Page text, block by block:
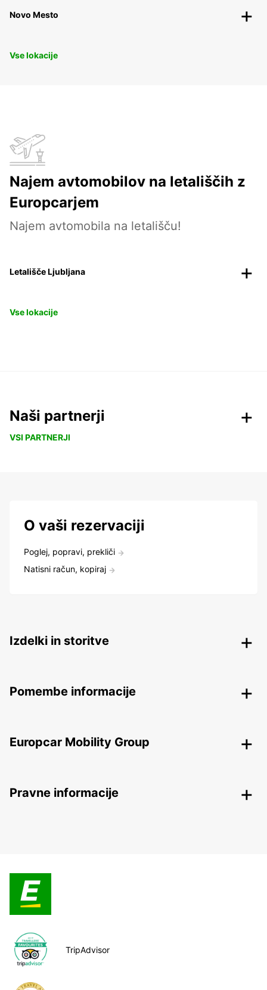
Novo Mesto
Vse lokacije
Najem avtomobilov na letališčih z
Europcarjem
Najem avtomobila na letališču!
Letališče Ljubljana
Vse lokacije
Naši partnerji
VSI PARTNERJI
O vaši rezervaciji
Poglej, popravi, prekliči
Natisni račun, kopiraj
Izdelki in storitve
Pomembe informacije
Europcar Mobility Group
Pravne informacije
TripAdvisor